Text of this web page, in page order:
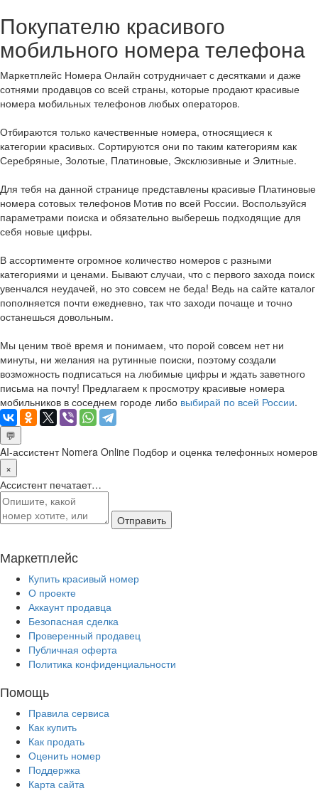
Покупателю красивого
мобильного номера телефона
Маркетплейс Номера Онлайн сотрудничает с десятками и даже
сотнями продавцов со всей страны, которые продают красивые
номера мобильных телефонов любых операторов.
Отбираются только качественные номера, относящиеся к
категории красивых. Сортируются они по таким категориям как
Серебряные, Золотые, Платиновые, Эксклюзивные и Элитные.
Для тебя на данной странице представлены красивые Платиновые
номера сотовых телефонов Мотив по всей России. Воспользуйся
параметрами поиска и обязательно выберешь подходящие для
себя новые цифры.
В ассортименте огромное количество номеров с разными
категориями и ценами. Бывают случаи, что с первого захода поиск
увенчался неудачей, но это совсем не беда! Ведь на сайте каталог
пополняется почти ежедневно, так что заходи почаще и точно
останешься довольным.
Мы ценим твоё время и понимаем, что порой совсем нет ни
минуты, ни желания на рутинные поиски, поэтому создали
возможность подписаться на любимые цифры и ждать заветного
письма на почту! Предлагаем к просмотру красивые номера
мобильников в соседнем городе либо выбирай по всей России.
💬
AI-ассистент Nomera Online Подбор и оценка телефонных номеров
×
Ассистент печатает…
Отправить
Маркетплейс
Купить красивый номер
О проекте
Аккаунт продавца
Безопасная сделка
Проверенный продавец
Публичная оферта
Политика конфиденциальности
Помощь
Правила сервиса
Как купить
Как продать
Оценить номер
Поддержка
Карта сайта